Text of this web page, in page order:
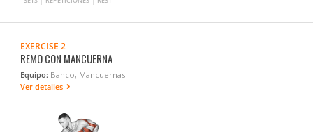
EXERCISE 2
REMO CON MANCUERNA
Equipo: Banco, Mancuernas
Ver detalles